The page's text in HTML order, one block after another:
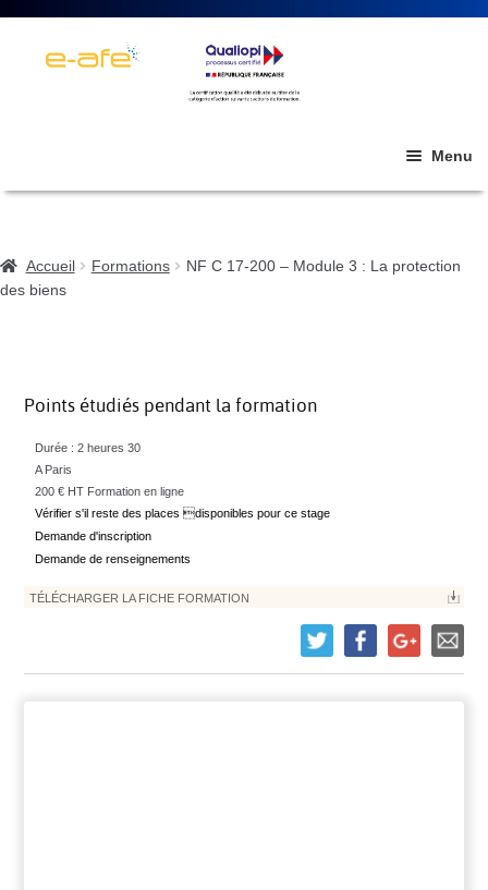
Menu
ACCÈS DIRECT BOUTIQUE
Accueil Formations
NF C 17-200 – Module 3 : La protection
des biens
Points étudiés pendant la formation
Durée : 2 heures 30
A Paris
200 € HT Formation en ligne
Vérifier s'il reste des places disponibles pour ce stage
Demande d'inscription
Demande de renseignements
TÉLÉCHARGER LA FICHE FORMATION